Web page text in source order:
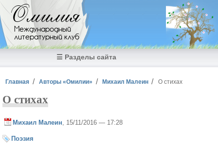
Перейти к основному содержанию
Омилия
Международный
литературный клуб
☰ Разделы сайта
Вы здесь
Главная Авторы «Омилии» Михаил Малеин О стихах
О стихах
Михаил Малеин , 15/11/2016 — 17:28
Поэзия